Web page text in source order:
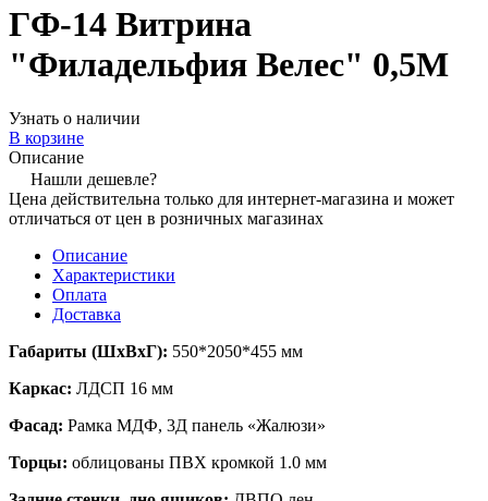
ГФ-14 Витрина
"Филадельфия Велес" 0,5М
Узнать о наличии
В корзине
Описание
Нашли дешевле?
Цена действительна только для интернет-магазина и может
отличаться от цен в розничных магазинах
Описание
Характеристики
Оплата
Доставка
Габариты (ШхВхГ): 550*2050*455 мм
Каркас: ЛДСП 16 мм
Фасад: Рамка МДФ, 3Д панель «Жалюзи»
Торцы: облицованы ПВХ кромкой 1.0 мм